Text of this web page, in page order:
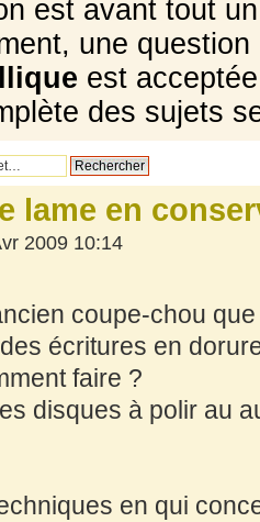
est avant tout
une
est
des sujets
lame en
2009 10:14
coupe-chou
écritures en
faire ?
disques à polir au
en qui